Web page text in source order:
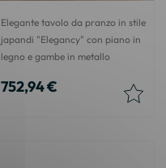
Elegante tavolo da pranzo in stile
japandi "Elegancy" con piano in
legno e gambe in metallo
752,94 €